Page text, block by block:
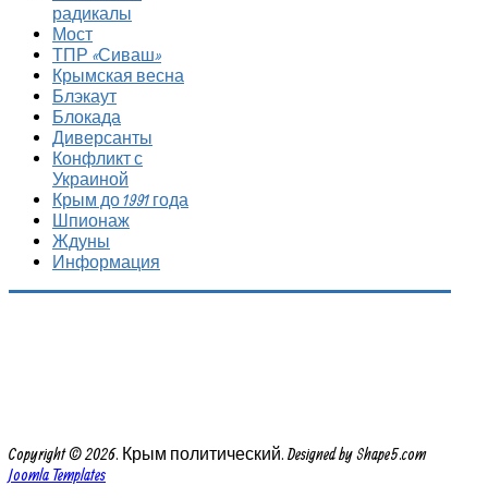
радикалы
Мост
ТПР «Сиваш»
Крымская весна
Блэкаут
Блокада
Диверсанты
Конфликт с
Украиной
Крым до 1991 года
Шпионаж
Ждуны
Информация
Copyright © 2026. Крым политический. Designed by Shape5.com
Joomla Templates